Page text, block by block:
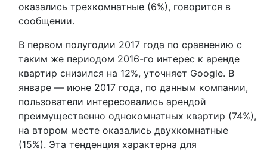
оказались трехкомнатные (6%), говорится в
сообщении.
В первом полугодии 2017 года по сравнению с
таким же периодом 2016-го интерес к аренде
квартир снизился на 12%, уточняет Google. В
январе — июне 2017 года, по данным компании,
пользователи интересовались арендой
преимущественно однокомнатных квартир (74%),
на втором месте оказались двухкомнатные
(15%). Эта тенденция характерна для